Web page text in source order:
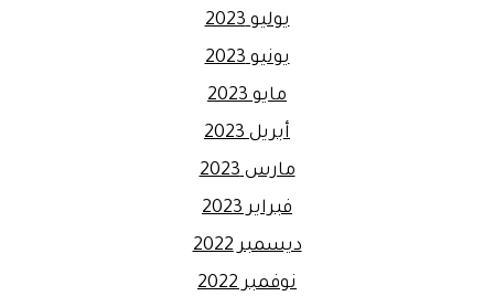
يوليو 2023
يونيو 2023
مايو 2023
أبريل 2023
مارس 2023
فبراير 2023
ديسمبر 2022
نوفمبر 2022